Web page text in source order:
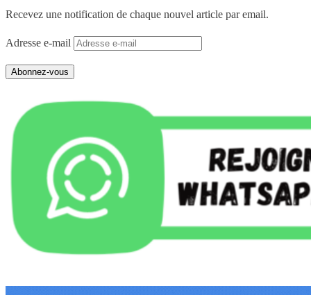
Recevez une notification de chaque nouvel article par email.
Adresse e-mail
Abonnez-vous